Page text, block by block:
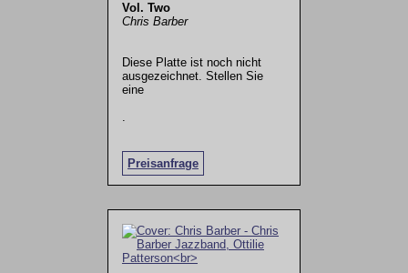
Vol. Two
Chris Barber
Diese Platte ist noch nicht
ausgezeichnet. Stellen Sie
eine
Preisanfrage
.